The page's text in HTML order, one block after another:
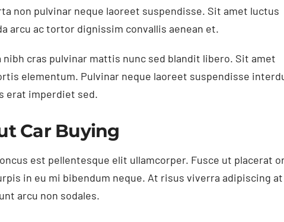
non pulvinar neque laoreet suspendisse. Sit amet luctus
arcu ac tortor dignissim convallis aenean et.
cras pulvinar mattis nunc sed blandit libero. Sit amet
elementum. Pulvinar neque laoreet suspendisse
erat imperdiet sed.
Car Buying
est pellentesque elit ullamcorper. Fusce ut placerat
in eu mi bibendum neque. At risus viverra adipiscing
arcu non sodales.